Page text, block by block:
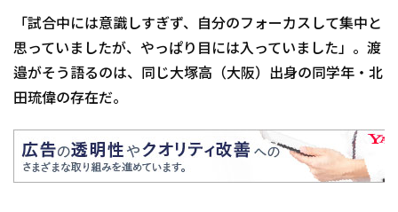
「試合中には意識しすぎず、自分のフォーカスして集中と
思っていましたが、やっぱり目には入っていました」。渡
邉がそう語るのは、同じ大塚高（大阪）出身の同学年・北
田琉偉の存在だ。